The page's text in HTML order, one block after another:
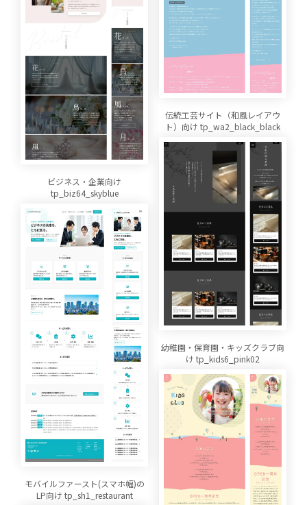
伝統工芸サイト（和風レイアウ
ト）向け tp_wa2_black_black
ビジネス・企業向け
tp_biz64_skyblue
幼稚園・保育園・キッズクラブ向
け tp_kids6_pink02
モバイルファースト(スマホ幅)の
LP向け tp_sh1_restaurant